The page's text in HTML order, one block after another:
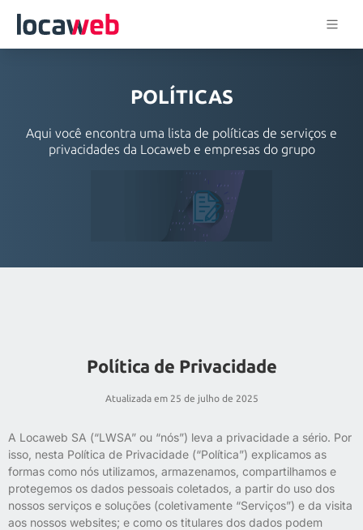
POLÍTICAS
Aqui você encontra uma lista de políticas de serviços e
privacidades da Locaweb e empresas do grupo
Política de Privacidade
Atualizada em 25 de julho de 2025
A Locaweb SA (“LWSA” ou “nós”) leva a privacidade a sério. Por
isso, nesta Política de Privacidade (“Política”) explicamos as
formas como nós utilizamos, armazenamos, compartilhamos e
protegemos os dados pessoais coletados, a partir do uso dos
nossos serviços e soluções (coletivamente “Serviços”) e da visita
aos nossos websites; e como os titulares dos dados podem